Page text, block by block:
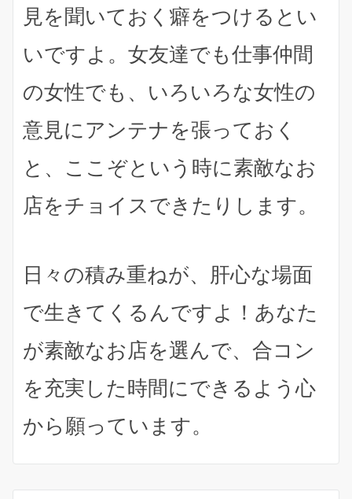
見を聞いておく癖をつけるとい
いですよ。女友達でも仕事仲間
の女性でも、 いろいろな女性の
意見にアンテナを張っておく
と、ここぞという時に素敵なお
店をチョイスできたりします。
日々の積み重ねが、肝心な場面
で生きてくるんですよ！あなた
が素敵なお店を選んで、合コン
を充実した時間にできるよう心
から願っています。